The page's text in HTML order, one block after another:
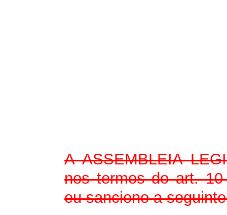
A ASSEMBLEIA
nos termos do art.
eu sanciono a